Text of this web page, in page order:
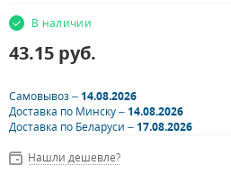
В наличии
43.15 руб.
Самовывоз –14.08.2026
Доставка по Минску –14.08.2026
Доставка по Беларуси –17.08.2026
Нашли дешевле?